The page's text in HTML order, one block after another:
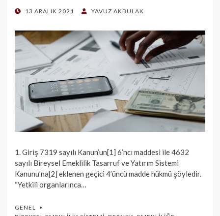
POSTED
13 ARALIK 2021 YAVUZ AKBULAK
1. Giriş 7319 sayılı Kanun’un[1] 6’ncı maddesi ile 4632
sayılı Bireysel Emeklilik Tasarruf ve Yatırım Sistemi
Kanunu’na[2] eklenen geçici 4’üncü madde hükmü şöyledir.
“Yetkili organlarınca…
GENEL